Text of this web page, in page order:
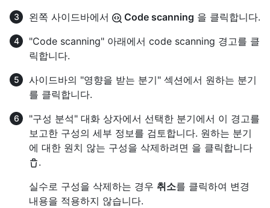
왼쪽 사이드바에서
Code scanning 을 클릭합니다.
"Code scanning" 아래에서 code scanning 경고를 클
릭합니다.
사이드바의 "영향을 받는 분기" 섹션에서 원하는 분기
를 클릭합니다.
"구성 분석" 대화 상자에서 선택한 분기에서 이 경고를
보고한 구성의 세부 정보를 검토합니다. 원하는 분기
에 대한 원치 않는 구성을 삭제하려면 을 클릭합니다
.
실수로 구성을 삭제하는 경우 취소를 클릭하여 변경
내용을 적용하지 않습니다.